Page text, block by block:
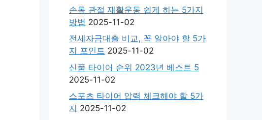
손목 관절 재활운동 쉽게 하는 5가지
방법 2025-11-02
전세자금대출 비교, 꼭 알아야 할 5가
지 포인트 2025-11-02
신품 타이어 순위 2023년 베스트 5
2025-11-02
스포츠 타이어 압력 체크해야 할 5가
지 2025-11-02